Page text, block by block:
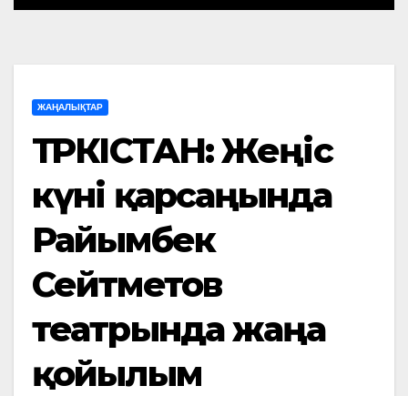
ЖАҢАЛЫҚТАР
ТҮРКІСТАН: Жеңіс
күні қарсаңында
Райымбек
Сейтметов
театрында жаңа
қойылым